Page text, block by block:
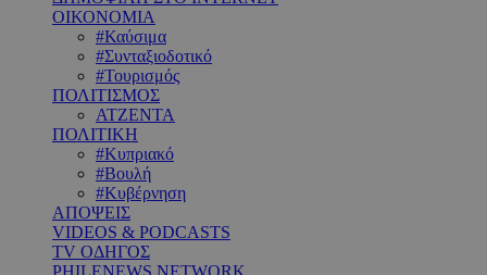
ΟΙΚΟΝΟΜΙΑ
#Καύσιμα
#Συνταξιοδοτικό
#Τουρισμός
ΠΟΛΙΤΙΣΜΟΣ
ΑΤΖΕΝΤΑ
ΠΟΛΙΤΙΚΗ
#Κυπριακό
#Βουλή
#Κυβέρνηση
ΑΠΟΨΕΙΣ
VIDEOS & PODCASTS
TV ΟΔΗΓΟΣ